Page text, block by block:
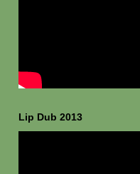
Lip Dub 2013